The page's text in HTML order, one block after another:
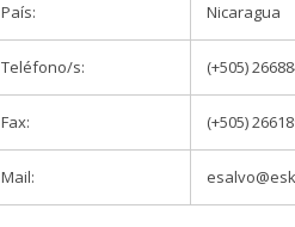
País: Nicaragua
Teléfono/s: (+505)
Fax: (+505)
Mail: